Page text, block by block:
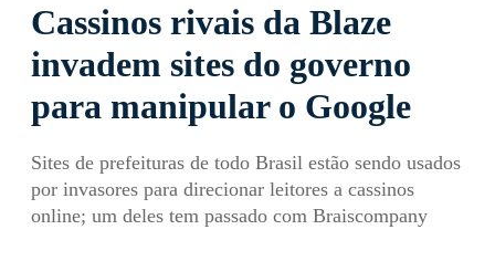
Cassinos rivais da Blaze
invadem sites do governo
para manipular o Google
Sites de prefeituras de todo Brasil estão sendo usados
por invasores para direcionar leitores a cassinos
online; um deles tem passado com Braiscompany